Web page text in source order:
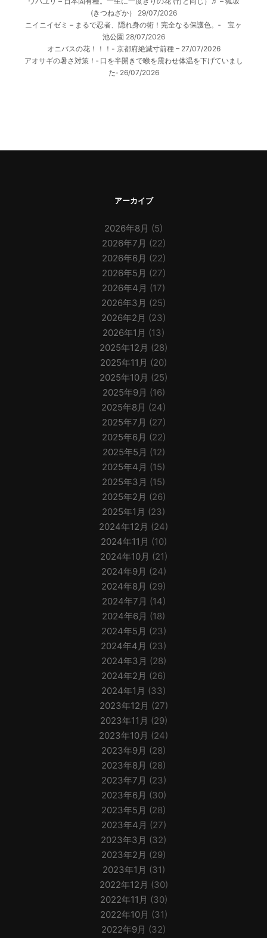
(きつねざか）
29/07/2026
ニイニイゼミ – まるで忍者、隠れ身の術！完全なる保護色。‐ 宝ヶ
池公園 28/07/2026
オニバスの花！！！- 京都府絶滅寸前種 – 27/07/2026
アオサギの暑さ対策！‐ 口を半開きで喉を震わせ体温を下げていまし
た‐ 26/07/2026
アーカイブ
2026年8月 (5)
2026年7月 (22)
2026年6月 (22)
2026年5月 (27)
2026年4月 (17)
2026年3月 (25)
2026年2月 (23)
2026年1月 (13)
2025年12月 (28)
2025年11月 (20)
2025年10月 (25)
2025年9月 (16)
2025年8月 (24)
2025年7月 (27)
2025年6月 (22)
2025年5月 (12)
2025年4月 (15)
2025年3月 (15)
2025年2月 (26)
2025年1月 (23)
2024年12月 (24)
2024年11月 (10)
2024年10月 (21)
2024年9月 (24)
2024年8月 (29)
2024年7月 (14)
2024年6月 (18)
2024年5月 (23)
2024年4月 (23)
2024年3月 (28)
2024年2月 (26)
2024年1月 (33)
2023年12月 (27)
2023年11月 (29)
2023年10月 (24)
2023年9月 (28)
2023年8月 (28)
2023年7月 (23)
2023年6月 (30)
2023年5月 (28)
2023年4月 (27)
2023年3月 (32)
2023年2月 (29)
2023年1月 (31)
2022年12月 (30)
2022年11月 (30)
2022年10月 (31)
2022年9月 (32)